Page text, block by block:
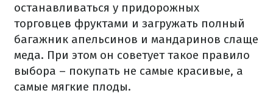
останавливаться у придорожных
торговцев фруктами и загружать полный
багажник апельсинов и мандаринов слаще
меда. При этом он советует такое правило
выбора – покупать не самые красивые, а
самые мягкие плоды.